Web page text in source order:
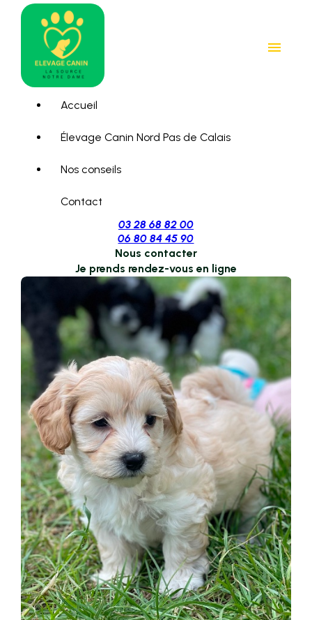
menu
Accueil
Élevage Canin Nord Pas de Calais
Nos conseils
Contact
03 28 68 82 00
06 80 84 45 90
Nous contacter
Je prends rendez-vous en ligne
Panneau de gestion des cookies